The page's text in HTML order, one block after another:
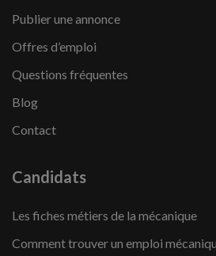
Publier une annonce
Offres d’emploi
Questions fréquentes
Blog
Contact
Candidats
Les fiches métiers de la mécanique
Comment trouver un emploi